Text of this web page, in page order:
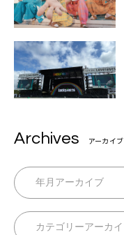
Archives アーカイブ